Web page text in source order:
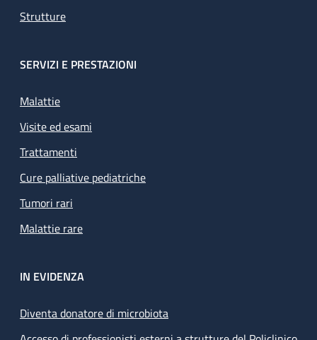
Strutture
SERVIZI E PRESTAZIONI
Malattie
Visite ed esami
Trattamenti
Cure palliative pediatriche
Tumori rari
Malattie rare
IN EVIDENZA
Diventa donatore di microbiota